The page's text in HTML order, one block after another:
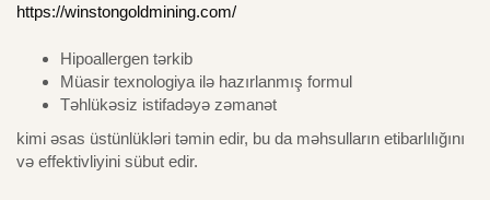
https://winstongoldmining.com/
Hipoallergen tərkib
Müasir texnologiya ilə hazırlanmış formul
Təhlükəsiz istifadəyə zəmanət
kimi əsas üstünlükləri təmin edir, bu da məhsulların etibarlılığını
və effektivliyini sübut edir.